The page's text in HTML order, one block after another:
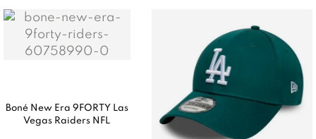
Boné New Era 9FORTY Las
Vegas Raiders NFL